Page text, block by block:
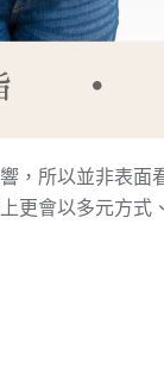
，所以並非表
更會以多元方